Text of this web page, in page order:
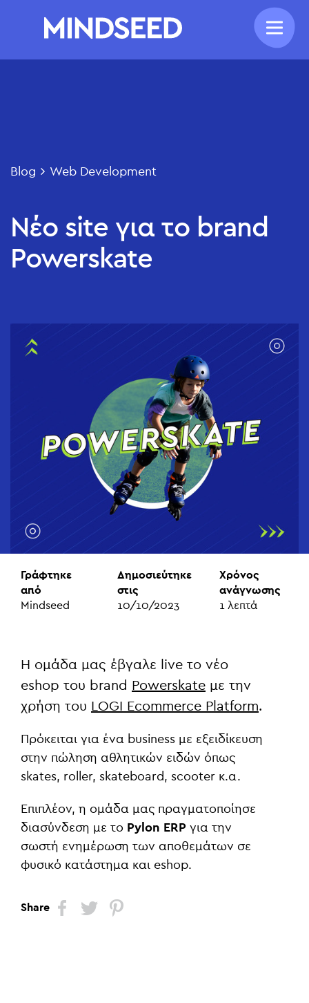
Blog Web Development
Νέο site για το brand
Powerskate
Γράφτηκε
από
Mindseed
Δημοσιεύτηκε
στις
10/10/2023
Χρόνος
ανάγνωσης
1 λεπτά
H ομάδα μας έβγαλε live τo νέο
eshop του brand Powerskate με την
χρήση του LOGI Ecommerce Platform.
Πρόκειται για ένα business με εξειδίκευση
στην πώληση αθλητικών ειδών όπως
skates, roller, skateboard, scooter κ.α.
Επιπλέον, η ομάδα μας πραγματοποίησε
διασύνδεση με το Pylon ERP για την
σωστή ενημέρωση των αποθεμάτων σε
φυσικό κατάστημα και eshop.
Share